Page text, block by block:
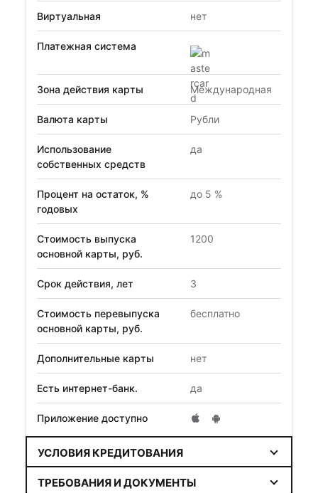
Виртуальная нет
Платежная система
Зона действия карты Международная
Валюта карты Рубли
Использование
собственных средств
да
Процент на остаток, %
годовых
до 5 %
Стоимость выпуска
основной карты, руб.
1200
Срок действия, лет 3
Стоимость перевыпуска
основной карты, руб.
бесплатно
Дополнительные карты нет
Есть интернет-банк. да
Приложение доступно
УСЛОВИЯ КРЕДИТОВАНИЯ
ТРЕБОВАНИЯ И ДОКУМЕНТЫ